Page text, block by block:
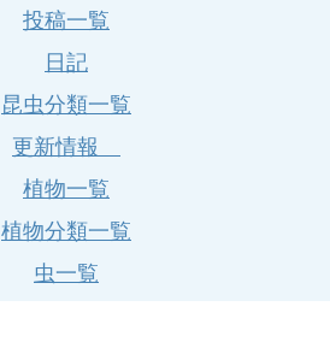
投稿一覧
日記
昆虫分類一覧
更新情報
植物一覧
植物分類一覧
虫一覧